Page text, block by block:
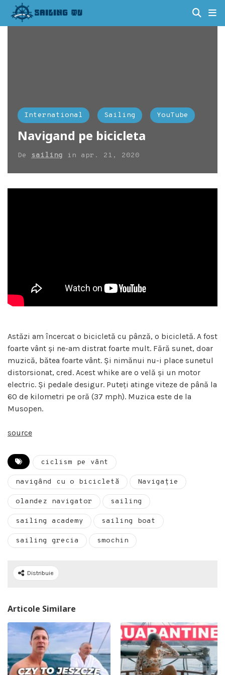
International Sailing YouTube
Navigand pe bicicleta
De sailing in apr. 21, 2020
Astăzi am încercat o bicicletă cu pânză, o bicicletă. A fost
foarte vânt și ne-am distrat foarte mult. Fără sunet, doar
muzică, bătea foarte vânt. Și nimănui nu-i place sunetul
distorsionat, cred. Acest whike are o velă și un motor
electric. Și pedale desigur. Puteți atinge viteze de până la
60 de kilometri pe oră (37 mph). Muzica este de la
Musopen.
source
ciclism pe vânt
navigând cu o bicicletă Navigație
olandez navigator sailing
sailing academy sailing boat
sailing grecia smochin
Distribuie
Articole Similare